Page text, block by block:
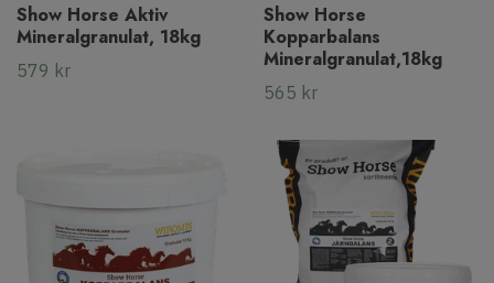
Show Horse Aktiv
Mineralgranulat, 18kg
579 kr
Show Horse
Kopparbalans
Mineralgranulat,18kg
565 kr